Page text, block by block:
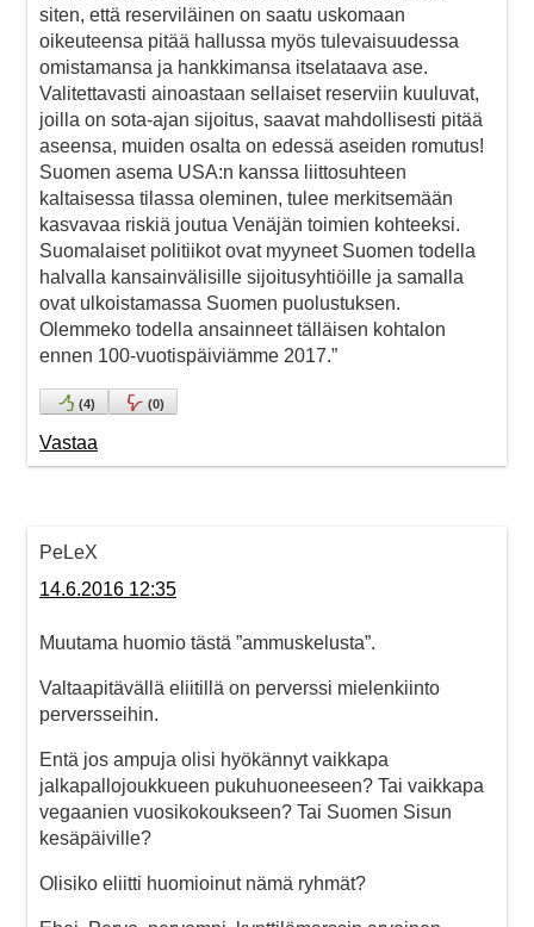
siten, että reserviläinen on saatu uskomaan
oikeuteensa pitää hallussa myös tulevaisuudessa
omistamansa ja hankkimansa itselataava ase.
Valitettavasti ainoastaan sellaiset reserviin kuuluvat,
joilla on sota-ajan sijoitus, saavat mahdollisesti pitää
aseensa, muiden osalta on edessä aseiden romutus!
Suomen asema USA:n kanssa liittosuhteen
kaltaisessa tilassa oleminen, tulee merkitsemään
kasvavaa riskiä joutua Venäjän toimien kohteeksi.
Suomalaiset politiikot ovat myyneet Suomen todella
halvalla kansainvälisille sijoitusyhtiöille ja samalla
ovat ulkoistamassa Suomen puolustuksen.
Olemmeko todella ansainneet tälläisen kohtalon
ennen 100-vuotispäiviämme 2017.”
(4) (0)
Vastaa
PeLeX
14.6.2016 12:35
Muutama huomio tästä ”ammuskelusta”.
Valtaapitävällä eliitillä on perverssi mielenkiinto
perversseihin.
Entä jos ampuja olisi hyökännyt vaikkapa
jalkapallojoukkueen pukuhuoneeseen? Tai vaikkapa
vegaanien vuosikokoukseen? Tai Suomen Sisun
kesäpäiville?
Olisiko eliitti huomioinut nämä ryhmät?